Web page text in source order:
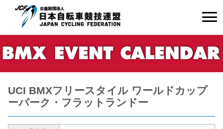
UCI BMXフリースタイル ワールドカップ
ーパーク・フラットランドー